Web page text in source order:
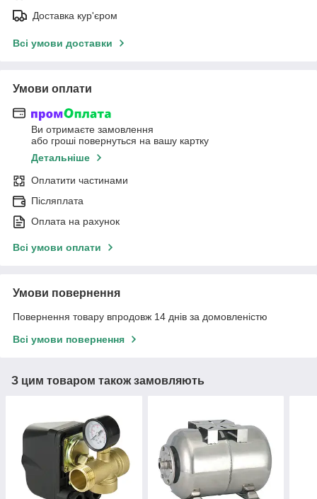
Доставка кур'єром
Всі умови доставки
Умови оплати
Ви отримаєте замовлення
або гроші повернуться на вашу картку
Детальніше
Оплатити частинами
Післяплата
Оплата на рахунок
Всі умови оплати
Умови повернення
Повернення товару впродовж 14 днів за домовленістю
Всі умови повернення
З цим товаром також замовляють